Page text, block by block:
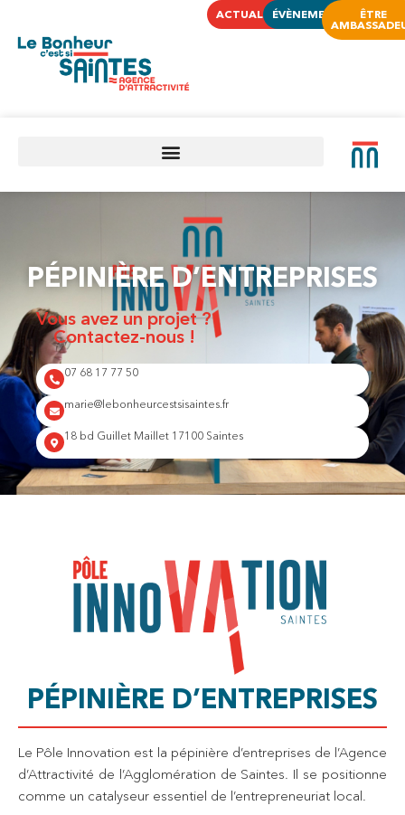
ACTUALITÉSÉVÈNEMENTS
ÊTRE
PÉPINIÈRE D’ENTREPRISES
Vous avez un projet ?
Contactez-nous !
07 68 17 77 50
marie@lebonheurcestsisaintes.fr
18 bd Guillet Maillet 17100 Saintes
PÉPINIÈRE D’ENTREPRISES
Le Pôle Innovation est la pépinière d’entreprises de l’Agence
d’Attractivité de l’Agglomération de Saintes. Il se positionne
comme un catalyseur essentiel de l’entrepreneuriat local.